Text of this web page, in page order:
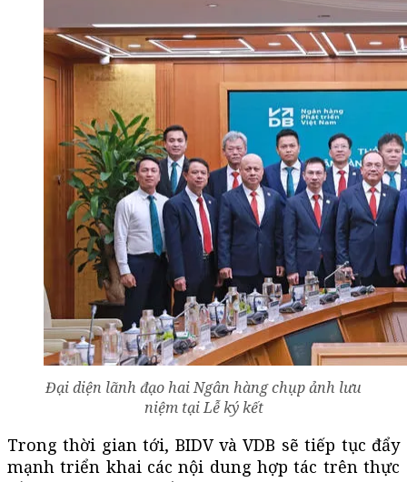
Đại diện lãnh đạo hai Ngân hàng chụp ảnh lưu
niệm tại Lễ ký kết
Trong thời gian tới, BIDV và VDB sẽ tiếp tục đẩy
mạnh triển khai các nội dung hợp tác trên thực